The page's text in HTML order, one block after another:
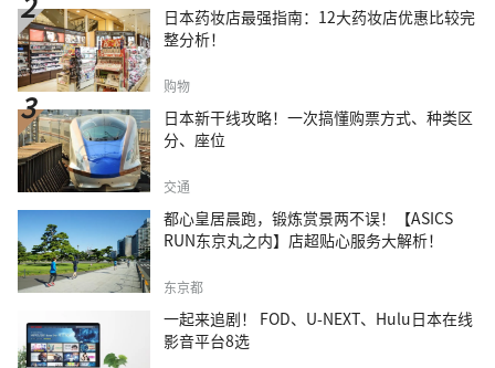
日本药妆店最强指南：12大药妆店优惠比较完
整分析！
购物
日本新干线攻略！一次搞懂购票方式、种类区
分、座位
交通
都心皇居晨跑，锻炼赏景两不误！【ASICS
RUN东京丸之内】店超贴心服务大解析！
东京都
一起来追剧！ FOD、U-NEXT、Hulu日本在线
影音平台8选